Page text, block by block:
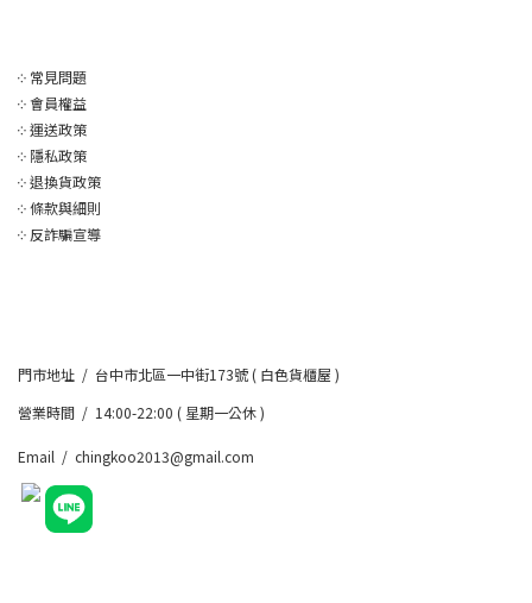
༶ 常見問題
༶會員權益
༶運送政策
༶ 隱私政策
༶退換貨政策
༶條款與細則
༶ 反詐騙宣導
門市地址 / 台中市北區一中街173號 ( 白色貨櫃屋 )
營業時間 / 14:00-22:00 ( 星期一公休 )
Email / chingkoo2013@gmail.com